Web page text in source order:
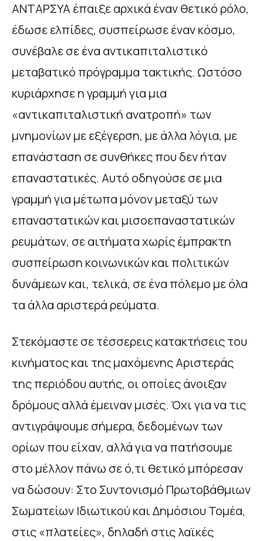
ΑΝΤΑΡΣΥΑ έπαιξε αρχικά έναν θετικό ρόλο,
έδωσε ελπίδες, συσπείρωσε έναν κόσμο,
συνέβαλε σε ένα αντικαπιταλιστικό
μεταβατικό πρόγραμμα τακτικής. Ωστόσο
κυριάρχησε η γραμμή για μια
«αντικαπιταλιστική ανατροπή» των
μνημονίων με εξέγερση, με άλλα λόγια, με
επανάσταση σε συνθήκες που δεν ήταν
επαναστατικές. Αυτό οδηγούσε σε μια
γραμμή για μέτωπα μόνον μεταξύ των
επαναστατικών και μισοεπαναστατικών
ρευμάτων, σε αιτήματα χωρίς έμπρακτη
συσπείρωση κοινωνικών και πολιτικών
δυνάμεων και, τελικά, σε ένα πόλεμο με όλα
τα άλλα αριστερά ρεύματα.
Στεκόμαστε σε τέσσερεις κατακτήσεις του
κινήματος και της μαχόμενης Αριστεράς
της περιόδου αυτής, οι οποίες άνοιξαν
δρόμους αλλά έμειναν μισές. Όχι για να τις
αντιγράψουμε σήμερα, δεδομένων των
ορίων που είχαν, αλλά για να πατήσουμε
στο μέλλον πάνω σε ό,τι θετικό μπόρεσαν
να δώσουν: Στο Συντονισμό Πρωτοβάθμιων
Σωματείων Ιδιωτικού και Δημόσιου Τομέα,
στις «πλατείες», δηλαδή στις λαϊκές